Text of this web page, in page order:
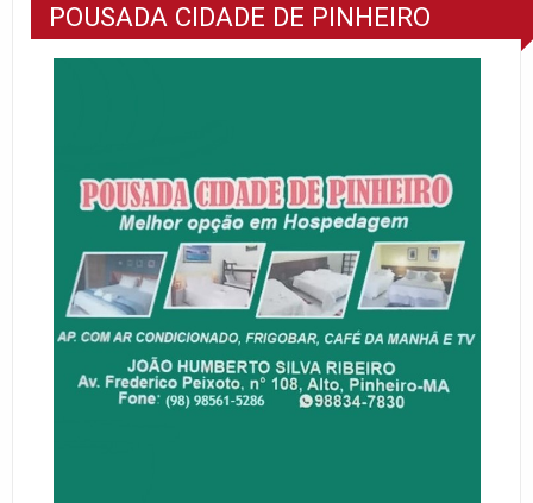
POUSADA CIDADE DE PINHEIRO